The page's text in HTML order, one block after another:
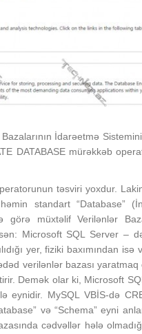
İdarəetmə
DATABASE mürəkkəb
təsviri yoxdur.
standart “Database”
müxtəlif Verilənlər
Microsoft SQL Server –
yer, fiziki baxımından
verilənlər bazası
Demək olar ki, Microsoft
eynidir. MySQL VBİS-də
və “Schema” eyni
cədvəllər hələ